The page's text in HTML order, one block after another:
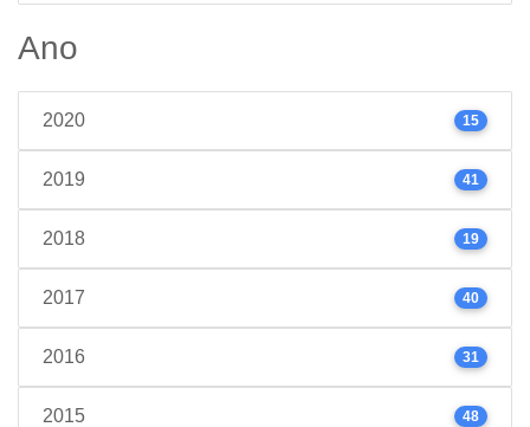
Ano
2020 15
2019 41
2018 19
2017 40
2016 31
2015 48